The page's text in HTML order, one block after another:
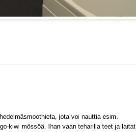
jota voi nauttia esim.
kiwi mössöä. Ihan vaan teharilla teet ja laitat